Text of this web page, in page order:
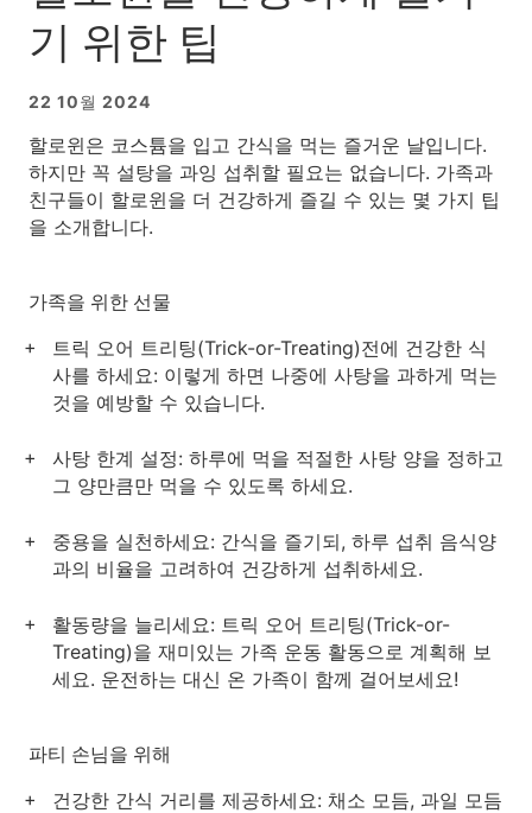
기 위한 팁
22 10월 2024
할로윈은 코스튬을 입고 간식을 먹는 즐거운 날입니다.
하지만 꼭 설탕을 과잉 섭취할 필요는 없습니다. 가족과
친구들이 할로윈을 더 건강하게 즐길 수 있는 몇 가지 팁
을 소개합니다.
가족을 위한 선물
트릭 오어 트리팅(Trick-or-Treating)전에 건강한 식
사를 하세요: 이렇게 하면 나중에 사탕을 과하게 먹는
것을 예방할 수 있습니다.
사탕 한계 설정: 하루에 먹을 적절한 사탕 양을 정하고
그 양만큼만 먹을 수 있도록 하세요.
중용을 실천하세요: 간식을 즐기되, 하루 섭취 음식양
과의 비율을 고려하여 건강하게 섭취하세요.
활동량을 늘리세요: 트릭 오어 트리팅(Trick-or-
Treating)을 재미있는 가족 운동 활동으로 계획해 보
세요. 운전하는 대신 온 가족이 함께 걸어보세요!
파티 손님을 위해
건강한 간식 거리를 제공하세요: 채소 모듬, 과일 모듬